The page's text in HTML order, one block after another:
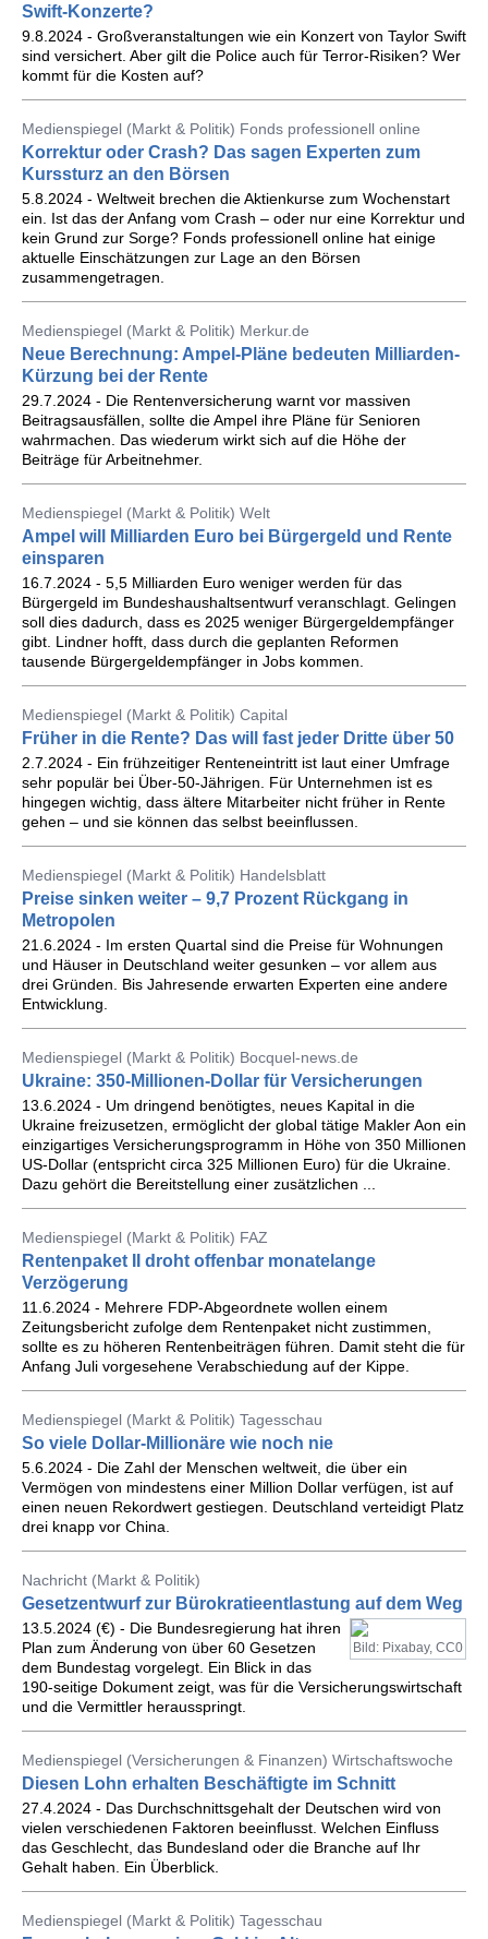
Swift-Konzerte?
9.8.2024 - Großveranstaltungen wie ein Konzert von Taylor Swift
sind versichert. Aber gilt die Police auch für Terror-Risiken? Wer
kommt für die Kosten auf?
Medienspiegel (Markt & Politik) Fonds professionell online
Korrektur oder Crash? Das sagen Experten zum
Kurssturz an den Börsen
5.8.2024 - Weltweit brechen die Aktienkurse zum Wochenstart
ein. Ist das der Anfang vom Crash – oder nur eine Korrektur und
kein Grund zur Sorge? Fonds professionell online hat einige
aktuelle Einschätzungen zur Lage an den Börsen
zusammengetragen.
Medienspiegel (Markt & Politik) Merkur.de
Neue Berechnung: Ampel-Pläne bedeuten Milliarden-
Kürzung bei der Rente
29.7.2024 - Die Rentenversicherung warnt vor massiven
Beitragsausfällen, sollte die Ampel ihre Pläne für Senioren
wahrmachen. Das wiederum wirkt sich auf die Höhe der
Beiträge für Arbeitnehmer.
Medienspiegel (Markt & Politik) Welt
Ampel will Milliarden Euro bei Bürgergeld und Rente
einsparen
16.7.2024 - 5,5 Milliarden Euro weniger werden für das
Bürgergeld im Bundeshaushaltsentwurf veranschlagt. Gelingen
soll dies dadurch, dass es 2025 weniger Bürgergeldempfänger
gibt. Lindner hofft, dass durch die geplanten Reformen
tausende Bürgergeldempfänger in Jobs kommen.
Medienspiegel (Markt & Politik) Capital
Früher in die Rente? Das will fast jeder Dritte über 50
2.7.2024 - Ein frühzeitiger Renteneintritt ist laut einer Umfrage
sehr populär bei Über-50-Jährigen. Für Unternehmen ist es
hingegen wichtig, dass ältere Mitarbeiter nicht früher in Rente
gehen – und sie können das selbst beeinflussen.
Medienspiegel (Markt & Politik) Handelsblatt
Preise sinken weiter – 9,7 Prozent Rückgang in
Metropolen
21.6.2024 - Im ersten Quartal sind die Preise für Wohnungen
und Häuser in Deutschland weiter gesunken – vor allem aus
drei Gründen. Bis Jahresende erwarten Experten eine andere
Entwicklung.
Medienspiegel (Markt & Politik) Bocquel-news.de
Ukraine: 350-Millionen-Dollar für Versicherungen
13.6.2024 - Um dringend benötigtes, neues Kapital in die
Ukraine freizusetzen, ermöglicht der global tätige Makler Aon ein
einzigartiges Versicherungsprogramm in Höhe von 350 Millionen
US-Dollar (entspricht circa 325 Millionen Euro) für die Ukraine.
Dazu gehört die Bereitstellung einer zusätzlichen ...
Medienspiegel (Markt & Politik) FAZ
Rentenpaket II droht offenbar monatelange
Verzögerung
11.6.2024 - Mehrere FDP-Abgeordnete wollen einem
Zeitungsbericht zufolge dem Rentenpaket nicht zustimmen,
sollte es zu höheren Rentenbeiträgen führen. Damit steht die für
Anfang Juli vorgesehene Verabschiedung auf der Kippe.
Medienspiegel (Markt & Politik) Tagesschau
So viele Dollar-Millionäre wie noch nie
5.6.2024 - Die Zahl der Menschen weltweit, die über ein
Vermögen von mindestens einer Million Dollar verfügen, ist auf
einen neuen Rekordwert gestiegen. Deutschland verteidigt Platz
drei knapp vor China.
Nachricht (Markt & Politik)
Gesetzentwurf zur Bürokratieentlastung auf dem Weg
Bild: Pixabay, CC0
13.5.2024 (€) - Die Bundesregierung hat ihren
Plan zum Änderung von über 60 Gesetzen
dem Bundestag vorgelegt. Ein Blick in das
190-seitige Dokument zeigt, was für die Versicherungswirtschaft
und die Vermittler herausspringt.
Medienspiegel (Versicherungen & Finanzen) Wirtschaftswoche
Diesen Lohn erhalten Beschäftigte im Schnitt
27.4.2024 - Das Durchschnittsgehalt der Deutschen wird von
vielen verschiedenen Faktoren beeinflusst. Welchen Einfluss
das Geschlecht, das Bundesland oder die Branche auf Ihr
Gehalt haben. Ein Überblick.
Medienspiegel (Markt & Politik) Tagesschau